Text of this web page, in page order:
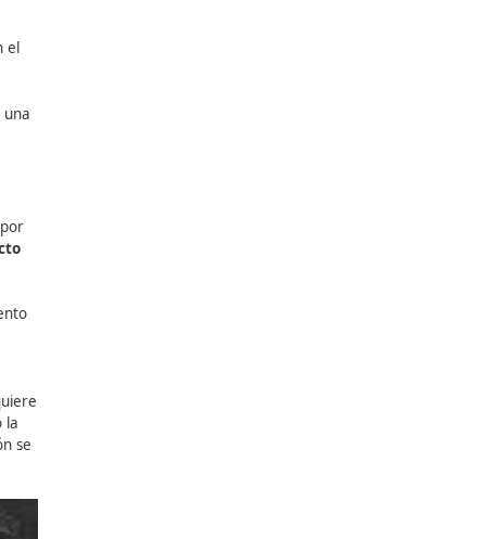
urbanas de bajas
establecidos.
la
y actualizados. En este
comprometidos con el